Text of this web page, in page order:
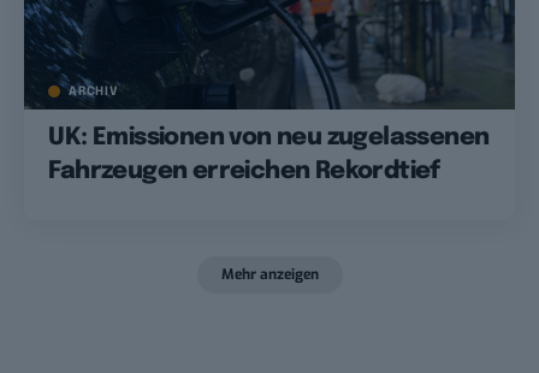
ARCHIV
UK: Emissionen von neu zugelassenen
Fahrzeugen erreichen Rekordtief
Mehr anzeigen